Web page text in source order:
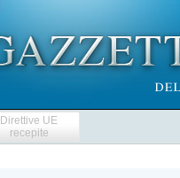
Direttive UE
recepite